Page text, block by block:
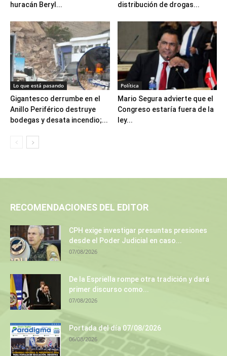
huracán Beryl...
distribución de drogas...
Lo que está pasando
Gigantesco derrumbe en el
Anillo Periférico destruye
bodegas y desata incendio;...
Política
Mario Segura advierte que el
Congreso estaría fuera de la
ley...
RECOMENDACIONES DEL EDITOR
CPH exige investigar presuntas presiones
desde el Poder Judicial en caso...
07/08/2026
De la Espriella rompe otra tradición y dará
primer discurso como...
07/08/2026
Portada del día 07/08/2026
06/08/2026